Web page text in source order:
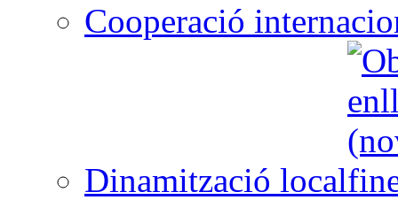
Cooperació
Dinamització local